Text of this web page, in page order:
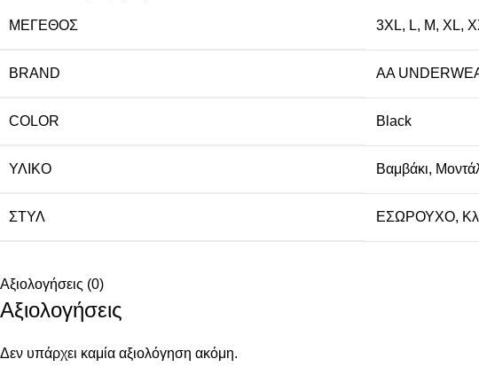
ΜΈΓΕΘΟΣ 3XL, L, M, XL,
BRAND AA
COLOR Black
ΥΛΙΚΌ Βαμβάκι,
ΣΤΥΛ ΕΣΩΡΟΥΧΟ,
Αξιολογήσεις (0)
Αξιολογήσεις
Δεν υπάρχει καμία αξιολόγηση ακόμη.